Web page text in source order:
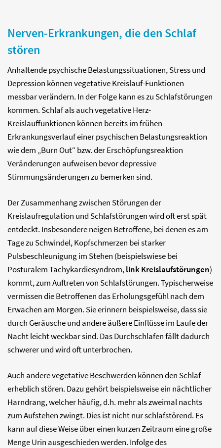
Nerven-Erkrankungen, die den Schlaf
stören
Anhaltende psychische Belastungssituationen, Stress und
Depression können vegetative Kreislauf-Funktionen
messbar verändern. In der Folge kann es zu Schlafstörungen
kommen. Schlaf als auch vegetative Herz-
Kreislauffunktionen können bereits im frühen
Erkrankungsverlauf einer psychischen Belastungsreaktion
wie dem „Burn Out“ bzw. der Erschöpfungsreaktion
Veränderungen aufweisen bevor depressive
Stimmungsänderungen zu bemerken sind.
Der Zusammenhang zwischen Störungen der
Kreislaufregulation und Schlafstörungen wird oft erst spät
entdeckt. Insbesondere neigen Betroffene, bei denen es am
Tage zu Schwindel, Kopfschmerzen bei starker
Pulsbeschleunigung im Stehen (beispielswiese bei
Posturalem Tachykardiesyndrom,link Kreislaufstörungen)
kommt, zum Auftreten von Schlafstörungen. Typischerweise
vermissen die Betroffenen das Erholungsgefühl nach dem
Erwachen am Morgen. Sie erinnern beispielsweise, dass sie
durch Geräusche und andere äußere Einflüsse im Laufe der
Nacht leicht weckbar sind. Das Durchschlafen fällt dadurch
schwerer und wird oft unterbrochen.
Auch andere vegetative Beschwerden können den Schlaf
erheblich stören. Dazu gehört beispielsweise ein nächtlicher
Harndrang, welcher häufig, d.h. mehr als zweimal nachts
zum Aufstehen zwingt. Dies ist nicht nur schlafstörend. Es
kann auf diese Weise über einen kurzen Zeitraum eine große
Menge Urin ausgeschieden werden. Infolge des